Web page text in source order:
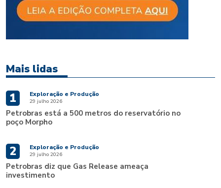
Mais lidas
1 Exploração e Produção
29 julho 2026
Petrobras está a 500 metros do reservatório no
poço Morpho
2 Exploração e Produção
29 julho 2026
Petrobras diz que Gas Release ameaça
investimento